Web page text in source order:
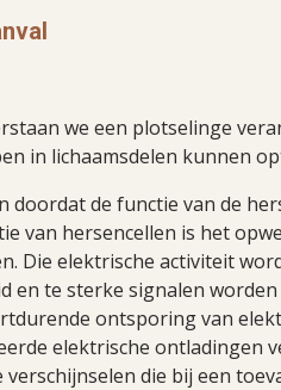
we een plotselinge
in lichaamsdelen kunnen
doordat de functie van de
van hersencellen is het
Die elektrische activiteit
en te sterke signalen
ontsporing van
elektrische ontladingen
die bij een